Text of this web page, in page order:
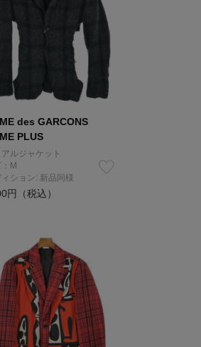
des GARCONS
PLUS
ルジャケット
M
ィション: 新品同様
円（税込）